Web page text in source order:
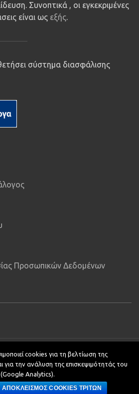
Συνοπτικά , οι εγκεκριμένες
είναι ως εξής.
σύστημα διασφάλισης
Προσωπικών Δεδομένων
ΕΚΔΔΑ.Υποστήριξη ιστοτόπου: Τμήμα
Πληροφορικής.
Τμήμα Επικοινωνίας, Διεθνών και
Σχέσεων
cookies για τη βελτίωση της
για την ανάλυση της επισκεψιμότητάς του
(Google Analytics).
ΑΠΟΚΛΕΙΣΜΟΣ COOKIES ΤΡΙΤΩΝ